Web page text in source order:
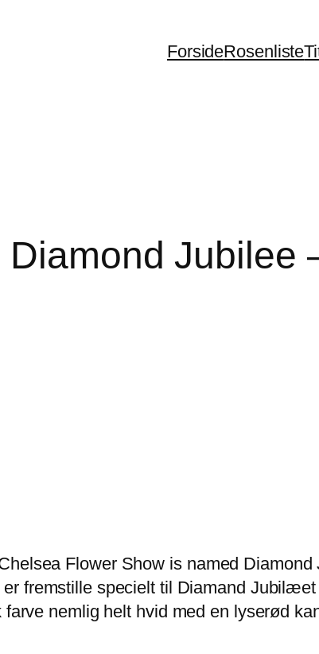
ForsideRosenliste
Jubilee
Flower Show is named
fremstille specielt til Diamand
nemlig helt hvid med en lyserød